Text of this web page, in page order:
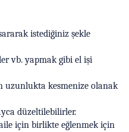
istediğiniz şekle
vb. yapmak gibi el işi
uzunlukta kesmenize olanak
düzeltilebilirler.
için birlikte eğlenmek için